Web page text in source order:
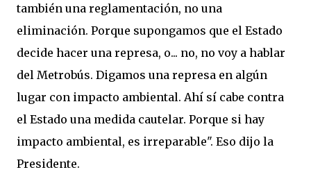
también una reglamentación, no una
eliminación. Porque supongamos que el Estado
decide hacer una represa, o... no, no voy a hablar
del Metrobús. Digamos una represa en algún
lugar con impacto ambiental. Ahí sí cabe contra
el Estado una medida cautelar. Porque si hay
impacto ambiental, es irreparable". Eso dijo la
Presidente.